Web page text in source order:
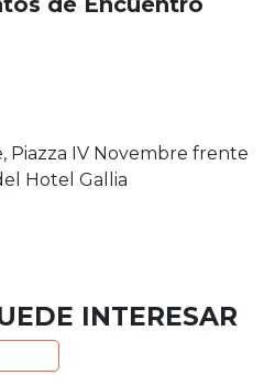
Piazza IV Novembre frente
Hotel Gallia
INTERESAR